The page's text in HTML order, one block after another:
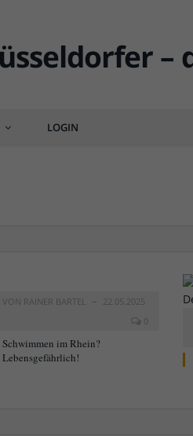
LOGIN
VON RAINER BARTEL
22.05.2025
0
Schwimmen im Rhein?
Lebensgefährlich!